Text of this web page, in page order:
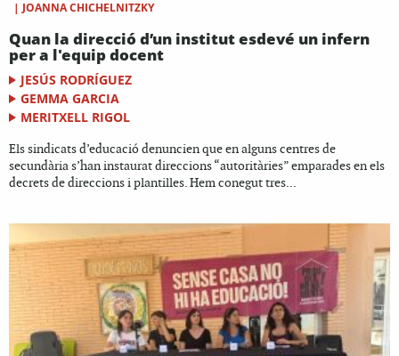
| JOANNA CHICHELNITZKY
Quan la direcció d’un institut esdevé un infern
per a l'equip docent
JESÚS RODRÍGUEZ
GEMMA GARCIA
MERITXELL RIGOL
Els sindicats d’educació denuncien que en alguns centres de
secundària s’han instaurat direccions “autoritàries” emparades en els
decrets de direccions i plantilles. Hem conegut tres...